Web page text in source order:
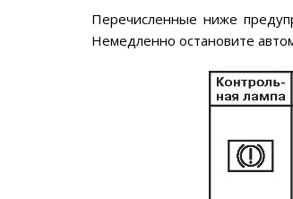
Перечисленные ниже
Немедленно остановите